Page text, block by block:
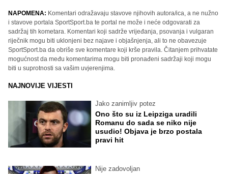
NAPOMENA: Komentari odražavaju stavove njihovih autora/ica, a ne nužno
i stavove portala SportSport.ba te portal ne može i neće odgovarati za
sadržaj tih kometara. Komentari koji sadrže vrijeđanja, psovanja i vulgaran
riječnik mogu biti uklonjeni bez najave i objašnjenja, ali to ne obavezuje
SportSport.ba da obriše sve komentare koji krše pravila. Čitanjem prihvatate
mogućnost da među komentarima mogu biti pronađeni sadržaji koji mogu
biti u suprotnosti sa vašim uvjerenjima.
NAJNOVIJE VIJESTI
Jako zanimljiv potez
Ono što su iz Leipziga uradili
Romanu do sada se niko nije
usudio! Objava je brzo postala
pravi hit
Nije zadovoljan